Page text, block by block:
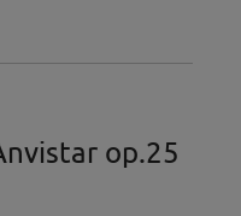
op.25